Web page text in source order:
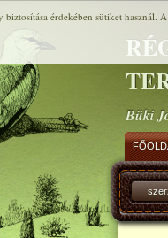
Büki
érdekében sütiket használ.